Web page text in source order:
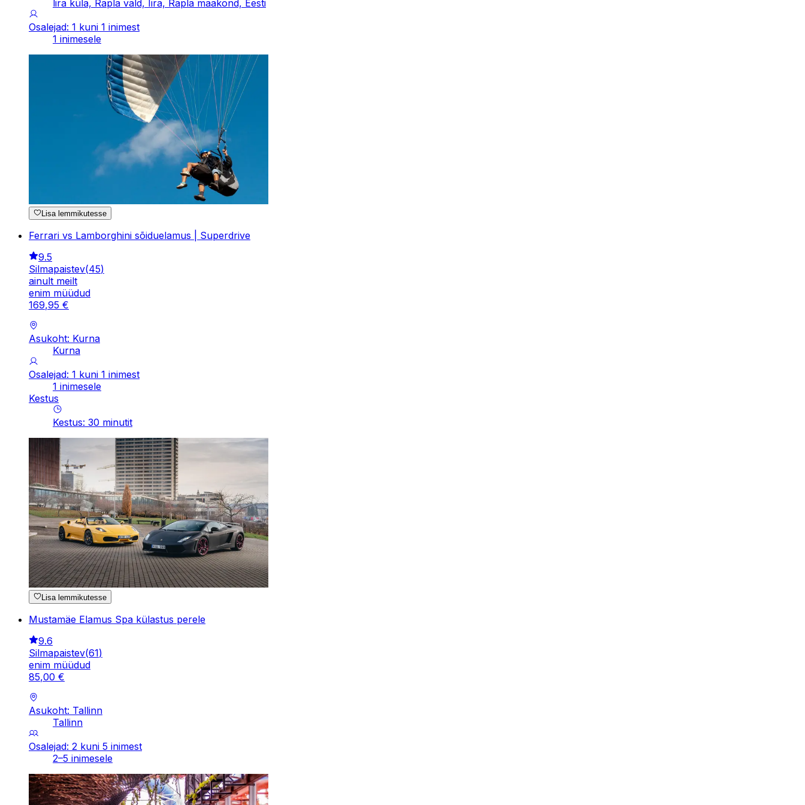
lira küla, Rapla vald, Iira, Rapla maakond, Eesti
Osalejad: 1 kuni 1 inimest
1 inimesele
Lisa lemmikutesse
Ferrari vs Lamborghini sõiduelamus | Superdrive
9.5
Silmapaistev(45)
ainult meilt
enim müüdud
169,95 €
Asukoht: Kurna
Kurna
Osalejad: 1 kuni 1 inimest
1 inimesele
Kestus
Kestus: 30 minutit
Lisa lemmikutesse
Mustamäe Elamus Spa külastus perele
9.6
Silmapaistev(61)
enim müüdud
85,00 €
Asukoht: Tallinn
Tallinn
Osalejad: 2 kuni 5 inimest
2–5 inimesele